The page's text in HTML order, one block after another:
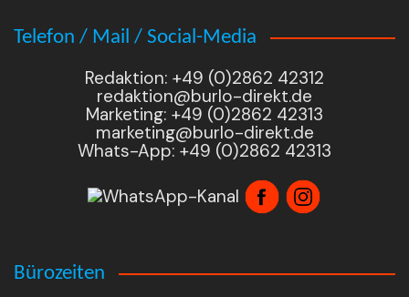
Telefon / Mail / Social-Media
Redaktion: +49 (0)2862 42312
redaktion@burlo-direkt.de
Marketing: +49 (0)2862 42313
marketing@burlo-direkt.de
Whats-App: +49 (0)2862 42313
Bürozeiten